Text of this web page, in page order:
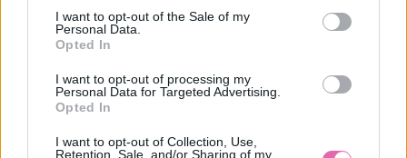
I want to opt-out of the Sale of my
Personal Data.
Opted In
I want to opt-out of processing my
Personal Data for Targeted Advertising.
Opted In
I want to opt-out of Collection, Use,
Retention, Sale, and/or Sharing of my
kúskov, ktoré aktuálne ponúkame nawww.joystore.sk.
Súviciace produkty